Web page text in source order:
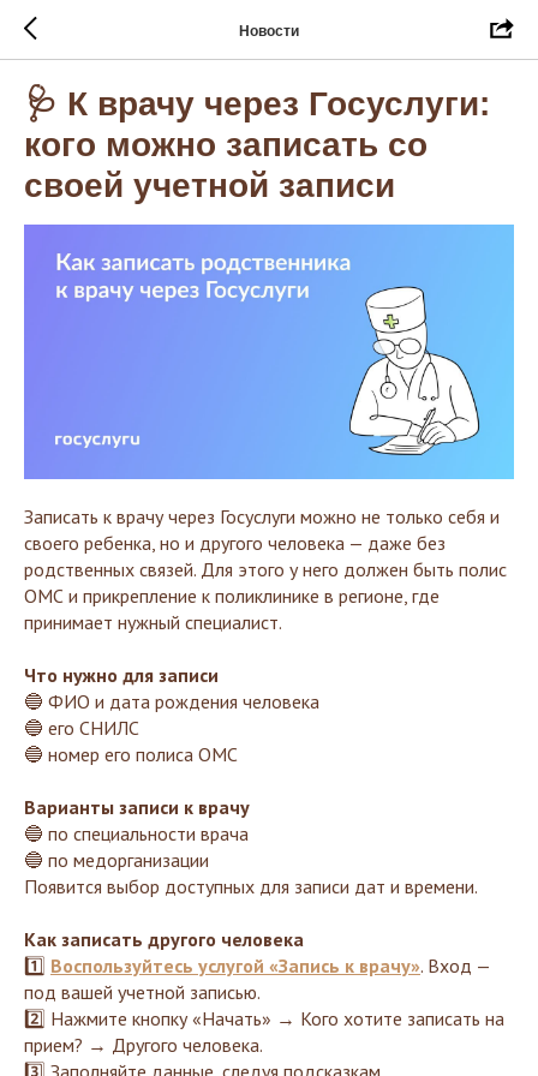
Новости
🩺 К врачу через Госуслуги:
кого можно записать со
своей учетной записи
Записать к врачу через Госуслуги можно не только себя и
своего ребенка, но и другого человека — даже без
родственных связей. Для этого у него должен быть полис
ОМС и прикрепление к поликлинике в регионе, где
принимает нужный специалист.
Что нужно для записи
🔵 ФИО и дата рождения человека
🔵 его СНИЛС
🔵 номер его полиса ОМС
Варианты записи к врачу
🔵 по специальности врача
🔵 по медорганизации
Появится выбор доступных для записи дат и времени.
Как записать другого человека
1️⃣ Воспользуйтесь услугой «Запись к врачу». Вход —
под вашей учетной записью.
2️⃣ Нажмите кнопку «Начать» → Кого хотите записать на
прием? → Другого человека.